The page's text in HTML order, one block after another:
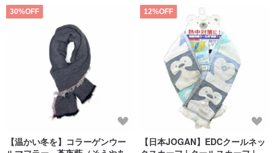
30%OFF
【温かい冬を】コラーゲンウー
12%OFF
【日本JOGAN】EDCクールネッ